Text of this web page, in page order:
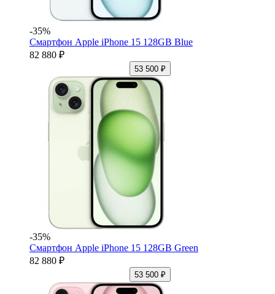
-35%
Смартфон Apple iPhone 15 128GB Blue
82 880 ₽
53 500 ₽
-35%
Смартфон Apple iPhone 15 128GB Green
82 880 ₽
53 500 ₽